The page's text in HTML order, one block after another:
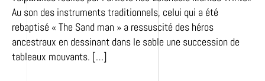
Au son des instruments traditionnels, celui qui a été
rebaptisé « The Sand man » a ressuscité des héros
ancestraux en dessinant dans le sable une succession de
tableaux mouvants. […]